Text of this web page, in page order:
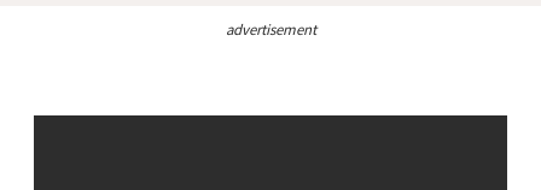
advertisement